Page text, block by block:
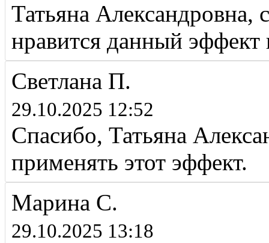
Татьяна Александровна,
нравится данный эффект
Светлана П.
29.10.2025 12:52
Спасибо, Татьяна
применять этот эффект.
Марина С.
29.10.2025 13:18